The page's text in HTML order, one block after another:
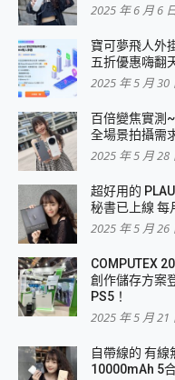
2025 年 6 月 6
寶可夢飛人外
五折優惠嗨翻
2025 年 5 月 30
百倍變焦實測
全場景拍攝需
2025 年 5 月 28
超好用的
秘書已上線 每
2025 年 5 月 26
COMPUTEX
創作儲存方案
PS5！
2025 年 5 月 21
自帶線的 有線
10000mAh 5